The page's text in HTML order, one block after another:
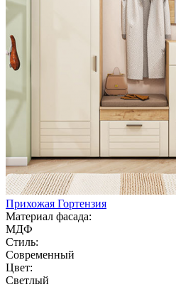
Прихожая Гортензия
Материал фасада:
МДФ
Стиль:
Современный
Цвет:
Светлый